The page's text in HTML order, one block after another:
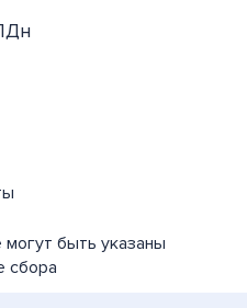
быть указаны
сбора